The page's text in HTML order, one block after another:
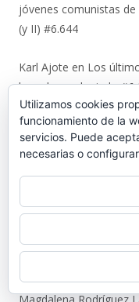
jóvenes comunistas
(y II) #6.644
Karl Ajote en Los
basada en el miedo
José Antonio Cots
enseñanza basada en
Manuel Justo Morales
la americana #6.652
Juan Carlos Neva
vistió la americana
Magdalena Rodríguez
Utilizamos cookies
funcionamiento de la
servicios. Puede
necesarias o